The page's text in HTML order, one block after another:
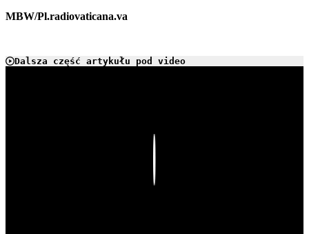
MBW/Pl.radiovaticana.va
Dalsza część artykułu pod video